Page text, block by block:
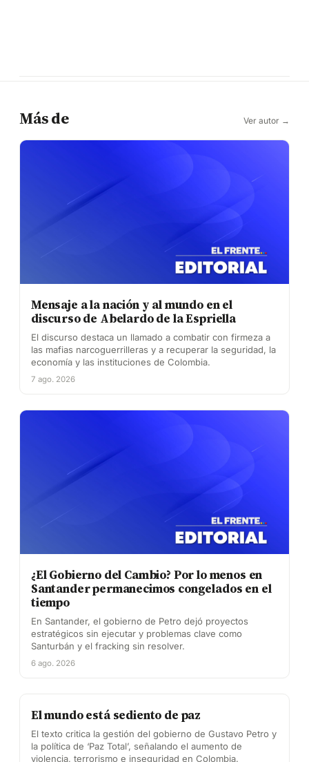
Más de Ver autor →
Mensaje a la nación y al mundo en el
discurso de Abelardo de la Espriella
El discurso destaca un llamado a combatir con firmeza a
las mafias narcoguerrilleras y a recuperar la seguridad, la
economía y las instituciones de Colombia.
7 ago. 2026
¿El Gobierno del Cambio? Por lo menos en
Santander permanecimos congelados en el
tiempo
En Santander, el gobierno de Petro dejó proyectos
estratégicos sin ejecutar y problemas clave como
Santurbán y el fracking sin resolver.
6 ago. 2026
El mundo está sediento de paz
El texto critica la gestión del gobierno de Gustavo Petro y
la política de ‘Paz Total’, señalando el aumento de
violencia, terrorismo e inseguridad en Colombia.